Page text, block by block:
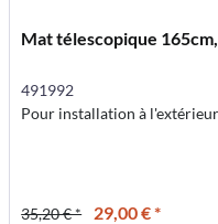
Mat télescopique
491992
Pour installation à
35,20 € * 29,00 € *